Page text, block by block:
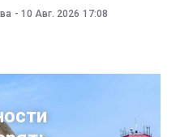
- 10 Авг. 2026 17:08